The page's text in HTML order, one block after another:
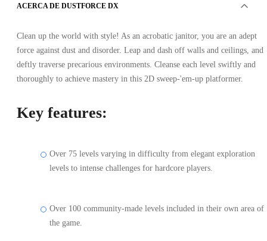
ACERCA DE DUSTFORCE DX
Clean up the world with style! As an acrobatic janitor, you are an adept
force against dust and disorder. Leap and dash off walls and ceilings, and
deftly traverse precarious environments. Cleanse each level swiftly and
thoroughly to achieve mastery in this 2D sweep-'em-up platformer.
Key features:
Over 75 levels varying in difficulty from elegant exploration
levels to intense challenges for hardcore players.
Over 100 community-made levels included in their own area of
the game.